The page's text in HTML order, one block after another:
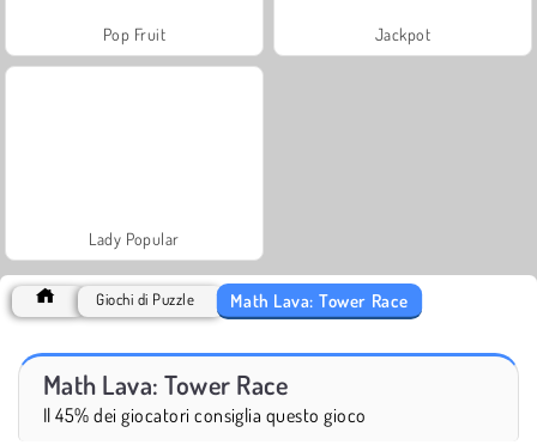
Pop Fruit Jackpot
Lady Popular
Giochi di Puzzle Math Lava: Tower Race
Math Lava: Tower Race
Il 45% dei giocatori consiglia questo gioco